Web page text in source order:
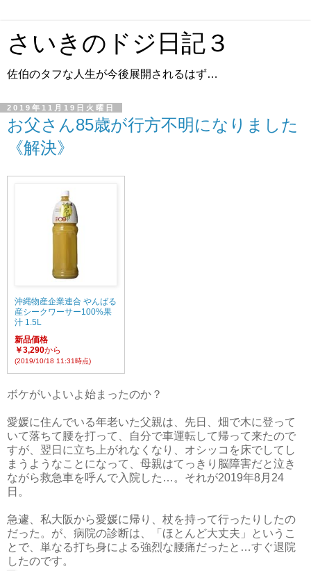
さいきのドジ日記３
佐伯のタフな人生が今後展開されるはず…
2019年11月19日火曜日
お父さん85歳が行方不明になりました
《解決》
沖縄物産企業連合 やんばる
産シークワーサー100%果
汁 1.5L
新品価格
￥3,290から
(2019/10/18 11:31時点)
ボケがいよいよ始まったのか？
愛媛に住んでいる年老いた父親は、先日、畑で木に登って
いて落ちて腰を打って、自分で車運転して帰って来たので
すが、翌日に立ち上がれなくなり、オシッコを床でしてし
まうようなことになって、母親はてっきり脳障害だと泣き
ながら救急車を呼んで入院した…。それが2019年8月24
日。
急遽、私大阪から愛媛に帰り、杖を持って行ったりしたの
だった。が、病院の診断は、「ほとんど大丈夫」というこ
とで、単なる打ち身による強烈な腰痛だったと…すぐ退院
したのです。